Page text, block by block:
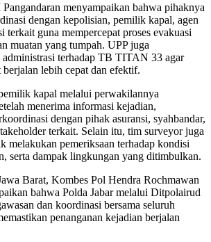
menyampaikan bahwa pihaknya
dengan kepolisian, pemilik kapal, agen
terkait guna mempercepat proses evakuasi
muatan yang tumpah. UPP juga
administrasi terhadap TB TITAN 33 agar
berjalan lebih cepat dan efektif.
kapal melalui perwakilannya
menerima informasi kejadian,
dengan pihak asuransi, syahbandar,
terkait. Selain itu, tim surveyor juga
melakukan pemeriksaan terhadap kondisi
serta dampak lingkungan yang ditimbulkan.
Barat, Kombes Pol Hendra Rochmawan
bahwa Polda Jabar melalui Ditpolairud
dan koordinasi bersama seluruh
penanganan kejadian berjalan